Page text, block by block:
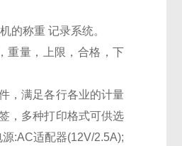
的称重 记录系统。
重量，上限，合格，下
，满足各行各业的计量
，多种打印格式可供选
:AC适配器(12V/2.5A);